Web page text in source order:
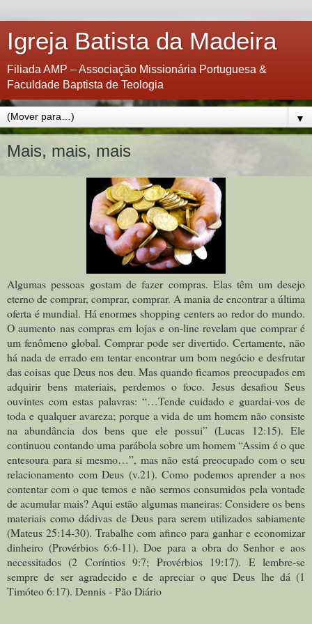
Igreja Batista da Madeira
Filiada AMP – Associação Missionária Portuguesa &
Faculdade Baptista de Teologia
▼
Mais, mais, mais
Algumas pessoas gostam de fazer compras. Elas têm um desejo
eterno de comprar, comprar, comprar. A mania de encontrar a última
oferta é mundial. Há enormes shopping centers ao redor do mundo.
O aumento nas compras em lojas e on-line revelam que comprar é
um fenômeno global. Comprar pode ser divertido. Certamente, não
há nada de errado em tentar encontrar um bom negócio e desfrutar
das coisas que Deus nos deu. Mas quando ficamos preocupados em
adquirir bens materiais, perdemos o foco. Jesus desafiou Seus
ouvintes com estas palavras: “…Tende cuidado e guardai-vos de
toda e qualquer avareza; porque a vida de um homem não consiste
na abundância dos bens que ele possui” (Lucas 12:15). Ele
continuou contando uma parábola sobre um homem “Assim é o que
entesoura para si mesmo…”, mas não está preocupado com o seu
relacionamento com Deus (v.21). Como podemos aprender a nos
contentar com o que temos e não sermos consumidos pela vontade
de acumular mais? Aqui estão algumas maneiras: Considere os bens
materiais como dádivas de Deus para serem utilizados sabiamente
(Mateus 25:14-30). Trabalhe com afinco para ganhar e economizar
dinheiro (Provérbios 6:6-11). Doe para a obra do Senhor e aos
necessitados (2 Coríntios 9:7; Provérbios 19:17). E lembre-se
sempre de ser agradecido e de apreciar o que Deus lhe dá (1
Timóteo 6:17). Dennis - Pão Diário